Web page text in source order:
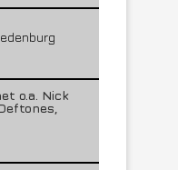
o.a. Nick